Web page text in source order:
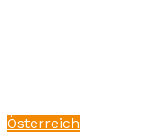
Österreich